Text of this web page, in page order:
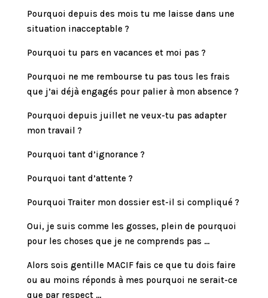
Pourquoi depuis des mois tu me laisse dans une
situation inacceptable ?
Pourquoi tu pars en vacances et moi pas ?
Pourquoi ne me rembourse tu pas tous les frais
que j’ai déjà engagés pour palier à mon absence ?
Pourquoi depuis juillet ne veux-tu pas adapter
mon travail ?
Pourquoi tant d’ignorance ?
Pourquoi tant d’attente ?
Pourquoi Traiter mon dossier est-il si compliqué ?
Oui, je suis comme les gosses, plein de pourquoi
pour les choses que je ne comprends pas …
Alors sois gentille MACIF fais ce que tu dois faire
ou au moins réponds à mes pourquoi ne serait-ce
que par respect …